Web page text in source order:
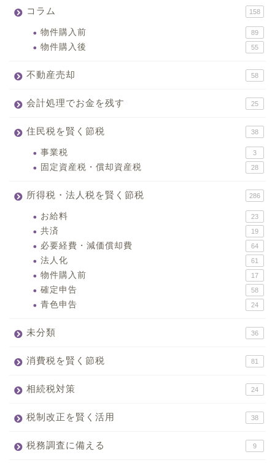
コラム 158
物件購入前 89
物件購入後 55
不動産売却 58
会計処理でお金を残す 25
住民税を賢く節税 38
事業税 3
固定資産税・償却資産税 28
所得税・法人税を賢く節税 286
お給料 23
共済 19
必要経費・減価償却費 64
法人化 61
物件購入前 17
確定申告 58
青色申告 24
未分類 36
消費税を賢く節税 81
相続税対策 24
税制改正を賢く活用 38
税務調査に備える 9